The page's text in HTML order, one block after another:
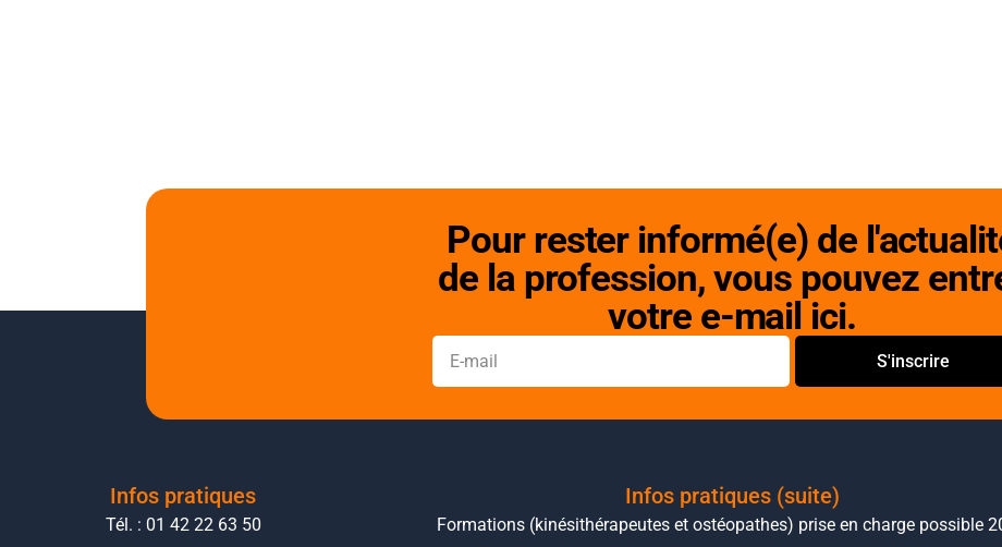
Pour rester informé(e) de
de la profession, vous pouvez
votre e-mail ici.
S'inscrire
Infos pratiques
Tél. : 01 42 22 63 50
Infos pratiques (suite)
Formations (kinésithérapeutes et ostéopathes) prise en charge possible